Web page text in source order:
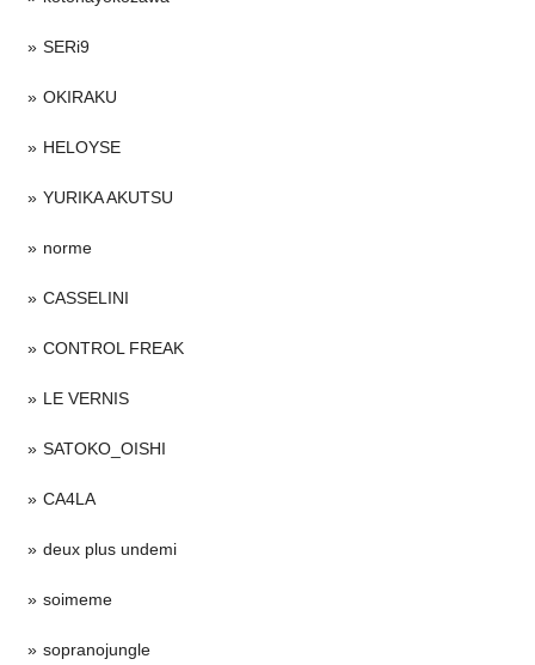
SERi9
OKIRAKU
HELOYSE
YURIKA AKUTSU
norme
CASSELINI
CONTROL FREAK
LE VERNIS
SATOKO_OISHI
CA4LA
deux plus undemi
soimeme
sopranojungle